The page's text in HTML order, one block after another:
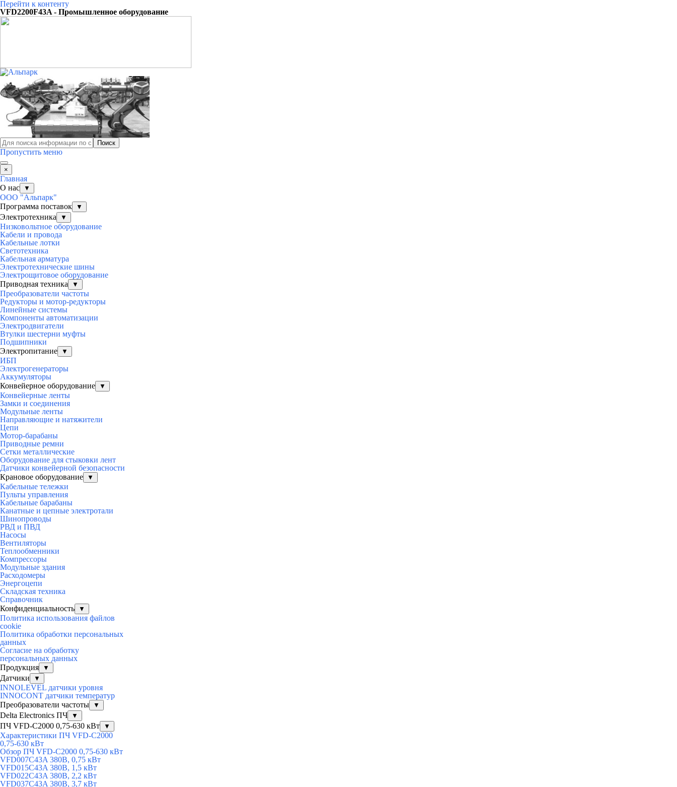
Перейти к контенту
VFD2200F43A - Промышленное оборудование
Поиск
Пропустить меню
×
Главная
О нас
▼
ООО "Альпарк"
Программа поставок
▼
Электротехника ▼
Низковольтное оборудование
Кабели и провода
Кабельные лотки
Светотехника
Кабельная арматура
Электротехнические шины
Электрощитовое оборудование
Приводная техника
▼
Преобразователи частоты
Редукторы и мотор-редукторы
Линейные системы
Компоненты автоматизации
Электродвигатели
Втулки шестерни муфты
Подшипники
Электропитание
▼
ИБП
Электрогенераторы
Аккумуляторы
Конвейерное оборудование
▼
Конвейерные ленты
Замки и соединения
Модульные ленты
Направляющие и натяжители
Цепи
Мотор-барабаны
Приводные ремни
Сетки металлические
Оборудование для стыковки лент
Датчики конвейерной безопасности
Крановое оборудование
▼
Кабельные тележки
Пульты управления
Кабельные барабаны
Канатные и цепные электротали
Шинопроводы
РВД и ПВД
Насосы
Вентиляторы
Теплообменники
Компрессоры
Модульные здания
Расходомеры
Энергоцепи
Складская техника
Справочник
Конфиденциальность
▼
Политика использования файлов
cookie
Политика обработки персональных
данных
Согласие на обработку
персональных данных
Продукция
▼
Датчики ▼
INNOLEVEL датчики уровня
INNOCONT датчики температур
Преобразователи частоты
▼
Delta Electronics ПЧ ▼
ПЧ VFD-C2000 0,75-630 кВт ▼
Характеристики ПЧ VFD-C2000
0,75-630 кВт
Обзор ПЧ VFD-C2000 0,75-630 кВт
VFD007C43A 380В, 0,75 кВт
VFD015C43A 380В, 1,5 кВт
VFD022C43A 380В, 2,2 кВт
VFD037C43A 380В, 3,7 кВт